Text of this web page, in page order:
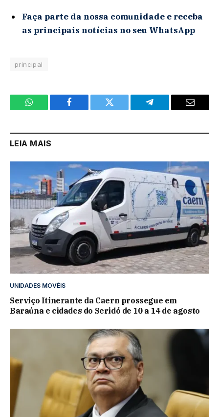
Faça parte da nossa comunidade e receba
as principais notícias no seu WhatsApp
principal
WhatsApp Facebook Twitter Telegram Email
LEIA MAIS
UNIDADES MOVÉIS
Serviço Itinerante da Caern prossegue em
Baraúna e cidades do Seridó de 10 a 14 de agosto